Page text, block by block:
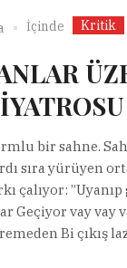
İçinde Kritik
bir sahne.
sıra yürüyen
çalıyor:
Geçiyor vay vay
Bi çıkış